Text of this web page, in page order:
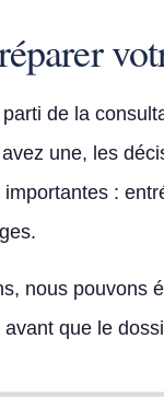
de la
une, les
importantes :
nous pouvons
avant que le